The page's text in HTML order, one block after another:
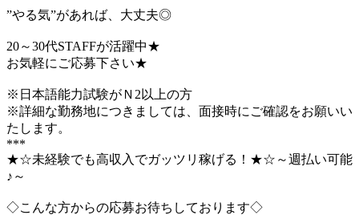
”やる気”があれば、大丈夫◎
20～30代STAFFが活躍中★
お気軽にご応募下さい★
※日本語能力試験がＮ2以上の方
※詳細な勤務地につきましては、面接時にご確認をお願いい
たします。
***
★☆未経験でも高収入でガッツリ稼げる！★☆～週払い可能
♪～
◇こんな方からの応募お待ちしております◇